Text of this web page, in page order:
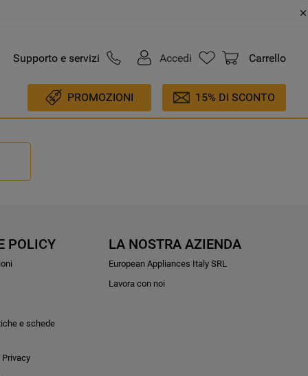
Supporto e servizi Accedi Carrello
PROMOZIONI 15% DI SCONTO
POLICY
e schede
LA NOSTRA AZIENDA
European Appliances Italy SRL
Lavora con noi